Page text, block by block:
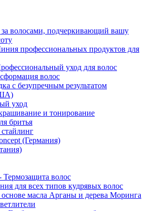
волосами, подчеркивающий вашу
профессиональных продуктов для
уход для волос
волос
с безупречным результатом
уход
и тонирование
бритья
(Германия)
волос
для всех типов кудрявых волос
масла Арганы и дерева Моринга